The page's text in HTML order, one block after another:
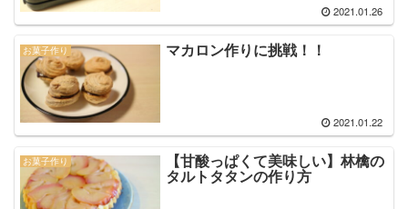
2021.01.26
お菓子作り マカロン作りに挑戦！！
2021.01.22
お菓子作り 【甘酸っぱくて美味しい】林檎の
タルトタタンの作り方